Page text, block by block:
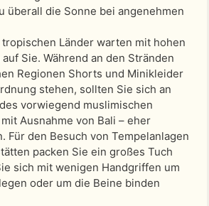
überall die Sonne bei angenehmen
tropischen Länder warten mit hohen
Sie. Während an den Stränden
Regionen Shorts und Minikleider
stehen, sollten Sie sich an
vorwiegend muslimischen
Ausnahme von Bali – eher
Für den Besuch von Tempelanlagen
packen Sie ein großes Tuch
sich mit wenigen Handgriffen um
oder um die Beine binden